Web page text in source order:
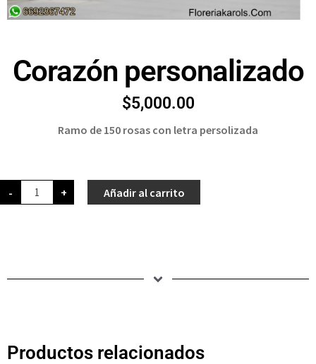
Corazón personalizado
$5,000.00
Ramo de 150 rosas con letra persolizada
- + Añadir al carrito
Productos relacionados